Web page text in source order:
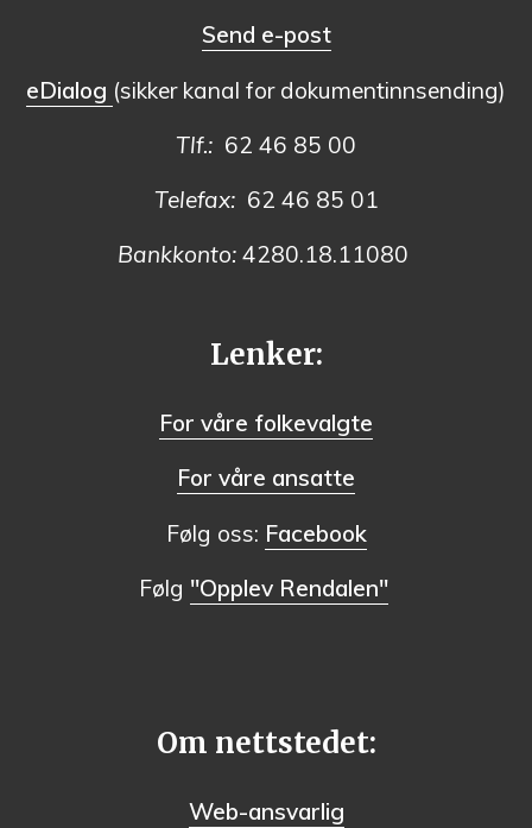
Send e-post
eDialog (sikker kanal for dokumentinnsending)
Tlf.: 62 46 85 00
Telefax:62 46 85 01
Bankkonto: 4280.18.11080
Lenker:
For våre folkevalgte
For våre ansatte
Følg oss: Facebook
Følg "Opplev Rendalen"
Om nettstedet:
Web-ansvarlig